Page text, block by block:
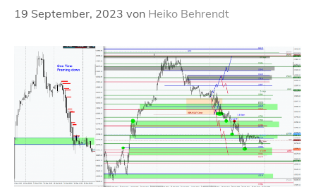
19 September, 2023 von Heiko Behrendt